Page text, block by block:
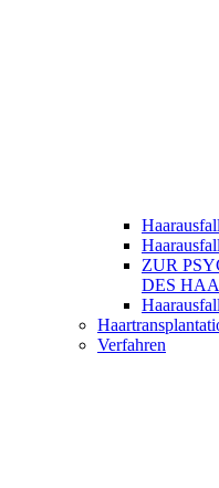
Haarausfall
ZUR
DES
Verfahren